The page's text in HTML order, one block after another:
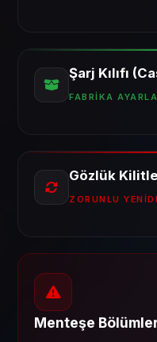
Şarj Kılıfı
FABRIKA
Gözlük
ZORUNLU
Menteşe